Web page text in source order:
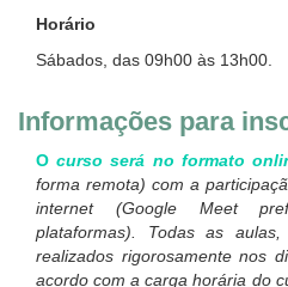
Horário
Sábados, das 09h00 às 13h00.
Informações para
Ocurso será no formato
forma remota) com a
internet (Google Meet
plataformas). Todas as
realizados rigorosamente nos
acordo com a carga horária do